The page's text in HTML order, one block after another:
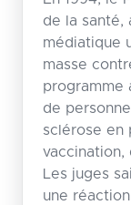
de la santé,
médiatique
masse
programme
de
sclérose en
vaccination,
Les juges
une